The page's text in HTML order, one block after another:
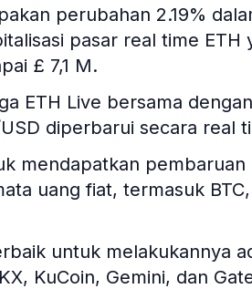
perubahan 2.19%
pasar real time ETH
£ 7,1 M.
ETH Live bersama dengan
diperbarui secara real
mendapatkan pembaruan
uang fiat, termasuk BTC,
untuk melakukannya
KuCoin, Gemini, dan